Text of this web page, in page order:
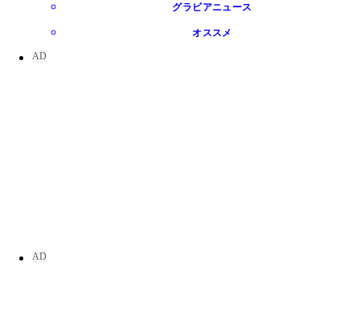
グラビアニュース
オススメ